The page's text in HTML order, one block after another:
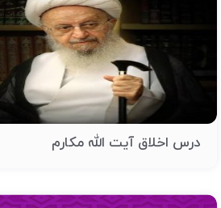
درس اخلاق آیت الله مکارم